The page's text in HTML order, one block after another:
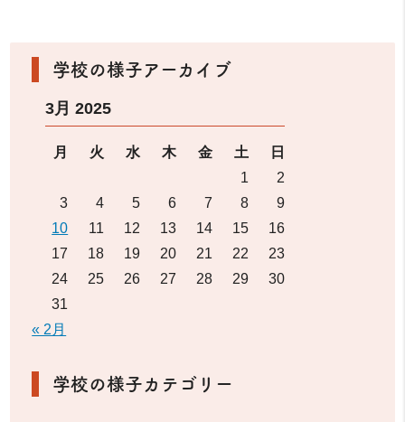
学校の様子アーカイブ
3月 2025
月 火 水 木 金 土
日
1
2
3
4 5 6 7 8
9
10
11 12 13 14 15
16
17
18 19 20 21 22
23
24
25 26 27 28 29
30
31
« 2月
学校の様子カテゴリー